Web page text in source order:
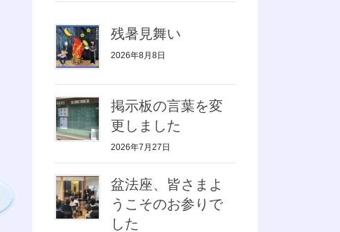
残暑見舞い
2026年8月8日
掲示板の言葉を変
更しました
2026年7月27日
盆法座、皆さまよ
うこそのお参りで
した